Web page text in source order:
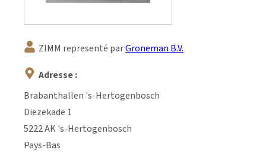
ZIMM representé parGroneman B.V.
Adresse :
Brabanthallen 's-Hertogenbosch
Diezekade 1
5222 AK 's-Hertogenbosch
Pays-Bas